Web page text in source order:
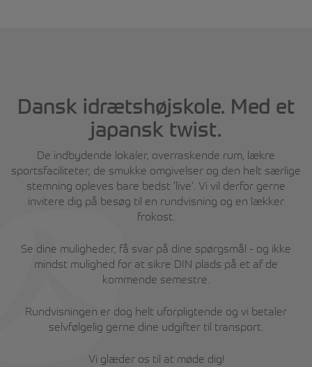
Dansk idrætshøjskole. Med et
japansk twist.
De indbydende lokaler, overraskende rum, lækre
sportsfaciliteter, de smukke omgivelser og den helt særlige
stemning opleves bare bedst 'live'. Vi vil derfor gerne
invitere dig på besøg til en rundvisning og en lækker
frokost.
Se dine muligheder, få svar på dine spørgsmål - og ikke
mindst mulighed for at sikre DIN plads på et af de
kommende semestre.
Rundvisningen er dog helt uforpligtende og vi betaler
selvfølgelig gerne dine udgifter til transport.
Vi glæder os til at møde dig!